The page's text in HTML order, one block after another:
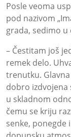
Posle veoma
pod nazivom
grada, sedimo u
– Čestitam još
remek delo.
trenutku.
dobro izdvojena
u skladnom
čemu se kriju
senke, ponegde